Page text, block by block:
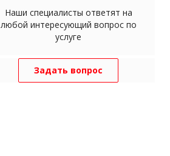
Наши специалисты ответят на
любой интересующий вопрос по
услуге
Задать вопрос